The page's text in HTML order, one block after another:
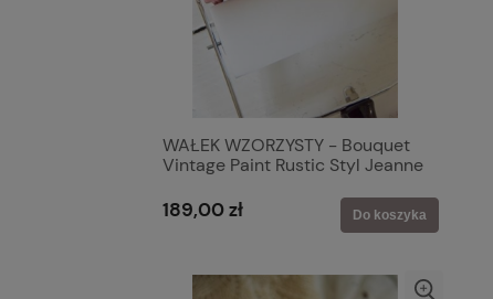
WAŁEK WZORZYSTY - Bouquet
Vintage Paint Rustic Styl Jeanne
189,00 zł Do koszyka